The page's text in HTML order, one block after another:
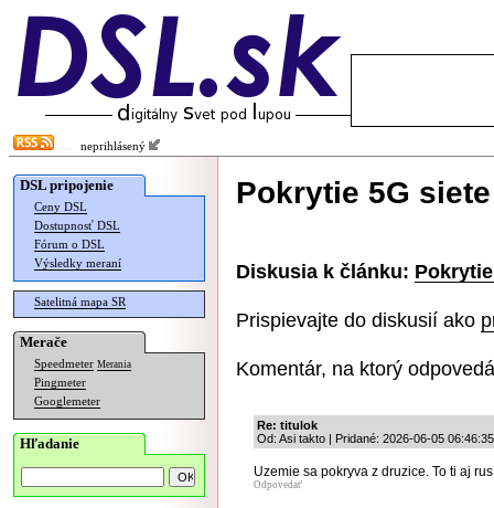
neprihlásený
DSL pripojenie
Ceny DSL
Dostupnosť DSL
Fórum o DSL
Výsledky meraní
Satelitná mapa SR
Merače
Speedmeter Merania
Pingmeter
Googlemeter
Hľadanie
Pokrytie 5G
Diskusia k článku:
Prispievajte do diskusií ako
Komentár, na ktorý
Re: titulok
Od: Asi takto | Pridané: 2026-06-05 06:46:35
Uzemie sa pokryva z druzice. To ti aj
Odpovedať